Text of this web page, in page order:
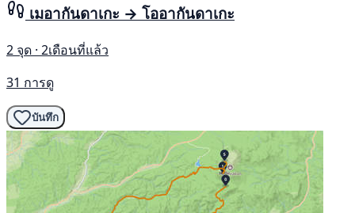
เมอากันดาเกะ → โออากันดาเกะ
2 จุด · 2เดือนที่แล้ว
31 การดู
บันทึก